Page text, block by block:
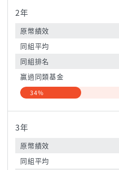
2年
原幣績效
同組平均
同組排名
贏過同類基金
34%
3年
原幣績效
同組平均